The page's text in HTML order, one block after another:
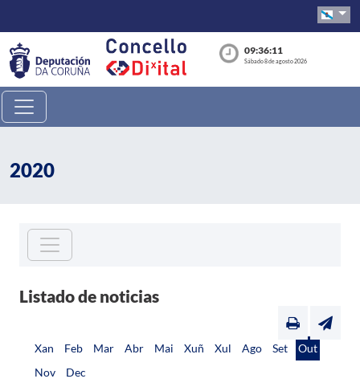
09:36:11
Sábado 8 de agosto 2026
2020
Listado de noticias
Xan Feb Mar Abr Mai Xuñ Xul Ago Set
Out
Nov
Dec